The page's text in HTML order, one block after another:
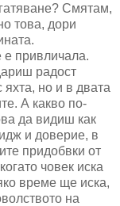
Смятам,
това, дори
е привличала.
радост
но и в двата
А какво по-
да видиш как
и доверие, в
придобвки от
човек иска
време ще иска,
на